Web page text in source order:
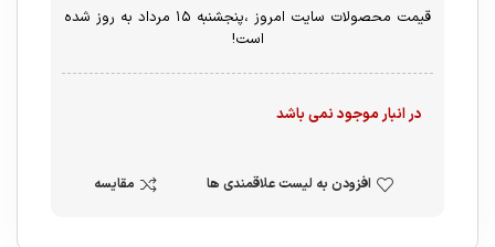
قیمت محصولات سایت امروز ،پنجشنبه ۱۵ مرداد به روز شده
است!
در انبار موجود نمی باشد
افزودن به لیست علاقمندی ها مقایسه